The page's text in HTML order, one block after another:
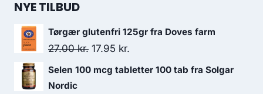
NYE TILBUD
Tørgær glutenfri 125gr fra Doves farm
27.00kr. Den
oprindelige
17.95 kr.
aktuelle
Selen 100 mcg tabletter 100 tab fra Solgar
Nordic